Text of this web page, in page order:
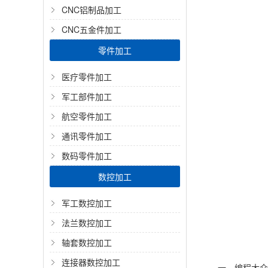
CNC铝制品加工
CNC五金件加工
零件加工
医疗零件加工
军工部件加工
航空零件加工
通讯零件加工
数码零件加工
数控加工
军工数控加工
法兰数控加工
轴套数控加工
连接器数控加工